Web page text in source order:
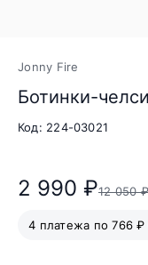
Jonny Fire
Ботинки-
Код: 224-03021
2 990 ₽12 050 ₽
4 платежа по 766 ₽